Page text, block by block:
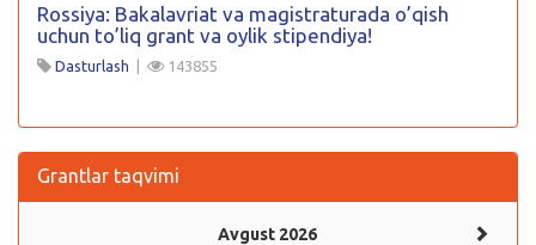
Rossiya: Bakalavriat va magistraturada o’qish
uchun to’liq grant va oylik stipendiya!
Dasturlash | 143855
Grantlar taqvimi
Avgust 2026